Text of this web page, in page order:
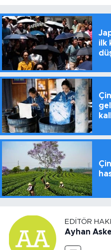
ilk
EDITÖR
Ayhan